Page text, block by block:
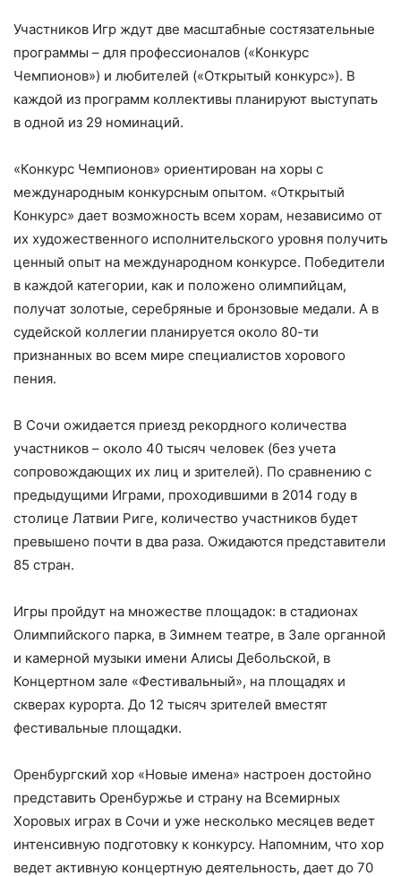
Участников Игр ждут две масштабные состязательные
программы – для профессионалов («Конкурс
Чемпионов») и любителей («Открытый конкурс»). В
каждой из программ коллективы планируют выступать
в одной из 29 номинаций.
«Конкурс Чемпионов» ориентирован на хоры с
международным конкурсным опытом. «Открытый
Конкурс» дает возможность всем хорам, независимо от
их художественного исполнительского уровня получить
ценный опыт на международном конкурсе. Победители
в каждой категории, как и положено олимпийцам,
получат золотые, серебряные и бронзовые медали. А в
судейской коллегии планируется около 80-ти
признанных во всем мире специалистов хорового
пения.
В Сочи ожидается приезд рекордного количества
участников – около 40 тысяч человек (без учета
сопровождающих их лиц и зрителей). По сравнению с
предыдущими Играми, проходившими в 2014 году в
столице Латвии Риге, количество участников будет
превышено почти в два раза. Ожидаются представители
85 стран.
Игры пройдут на множестве площадок: в стадионах
Олимпийского парка, в Зимнем театре, в Зале органной
и камерной музыки имени Алисы Дебольской, в
Концертном зале «Фестивальный», на площадях и
скверах курорта. До 12 тысяч зрителей вместят
фестивальные площадки.
Оренбургский хор «Новые имена» настроен достойно
представить Оренбуржье и страну на Всемирных
Хоровых играх в Сочи и уже несколько месяцев ведет
интенсивную подготовку к конкурсу. Напомним, что хор
ведет активную концертную деятельность, дает до 70